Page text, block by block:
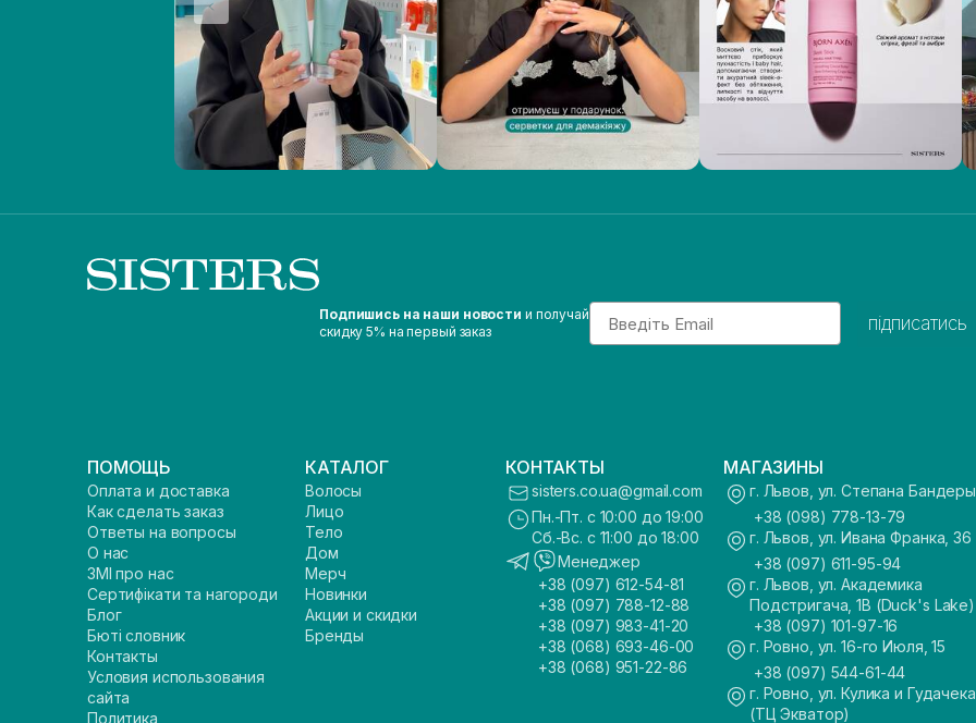
Подпишись на наши новости и получай
скидку 5% на первый заказ
Email
підписатись
ПОМОЩЬ
Оплата и доставка
Как сделать заказ
Ответы на вопросы
О нас
ЗМІ про нас
Сертифікати та нагороди
Блог
Бюті словник
Контакты
Условия использования
сайта
Политика
КАТАЛОГ
Волосы
Лицо
Тело
Дом
Мерч
Новинки
Акции и скидки
Бренды
КОНТАКТЫ
sisters.co.ua@gmail.com
Пн.-Пт. с 10:00 до 19:00
Сб.-Вс. с 11:00 до 18:00
Менеджер
+38 (097) 612-54-81
+38 (097) 788-12-88
+38 (097) 983-41-20
+38 (068) 693-46-00
+38 (068) 951-22-86
МАГАЗИНЫ
г. Львов, ул. Степана
+38 (098) 778-13-79
г. Львов, ул. Ивана Франка, 36
+38 (097) 611-95-94
г. Львов, ул. Академика
Подстригача, 1В (Duck's Lake)
+38 (097) 101-97-16
г. Ровно, ул. 16-го Июля, 15
+38 (097) 544-61-44
г. Ровно, ул. Кулика и
(ТЦ Экватор)